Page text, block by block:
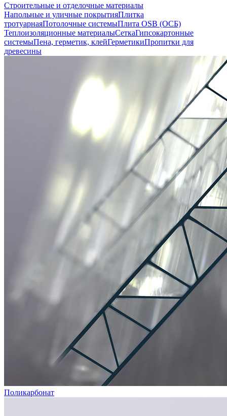
Строительные и отделочные материалы
Напольные и уличные покрытияПлитка
тротуарнаяПотолочные системыПлита OSB (ОСБ)
Теплоизоляционные материалыСеткаГипсокартонные
системыПена, герметик, клейГерметикиПропитки для
древесины
Поликарбонат